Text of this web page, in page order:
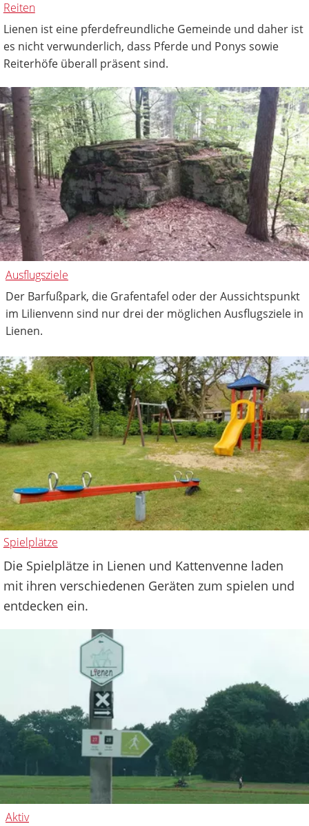
Reiten
Lienen ist eine pferdefreundliche Gemeinde und daher ist
es nicht verwunderlich, dass Pferde und Ponys sowie
Reiterhöfe überall präsent sind.
Ausflugsziele
Der Barfußpark, die Grafentafel oder der Aussichtspunkt
im Lilienvenn sind nur drei der möglichen Ausflugsziele in
Lienen.
Spielplätze
Die Spielplätze in Lienen und Kattenvenne laden
mit ihren verschiedenen Geräten zum spielen und
entdecken ein.
Aktiv